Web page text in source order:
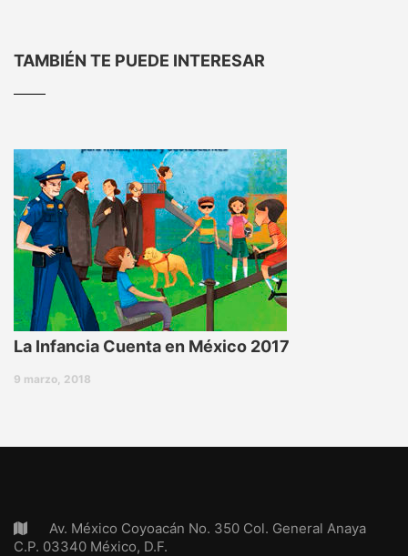
TAMBIÉN TE PUEDE INTERESAR
La Infancia Cuenta en México 2017
9 marzo, 2018
Av. México Coyoacán No. 350 Col. General Anaya
C.P. 03340 México, D.F.